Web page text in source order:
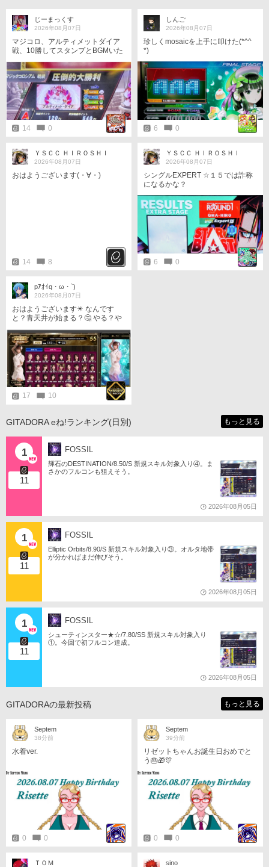
じーまっくす
2026年08月07日
マジコロ、アルティメットダイア
戦、10勝してスタンプとBGMいた
14 0
しんご
2026年08月07日
珍しくmosaicを上手に叩けた(*^^
*)
6 0
ＹＳＣＣ ＨＩＲＯＳＨＩ
2026年08月07日
おはようございます(・∀・)
14 8
ＹＳＣＣ ＨＩＲＯＳＨＩ
2026年08月07日
シングルEXPERT ☆１５では詐称
になるかな？
6 0
pｱｵｲq・ω・`)
2026年08月07日
おはようございます☀ なんです
と？青天井が始まる？🤔 やる？や
んやる😏 懐も青天井…スースーし
てますね🥰
17 10
GITADORA eね!ランキング(日別) もっと見る
1
11
FOSSIL
輝石のDESTINATION/8.50/S 新規スキル対象入り④。ま
さかのフルコンも狙えそう。
2026年08月05日
1
11
FOSSIL
Elliptic Orbits/8.90/S 新規スキル対象入り③。オルタ地帯
が分かればまだ伸びそう。
2026年08月05日
1
11
FOSSIL
シューティンスター★☆/7.80/SS 新規スキル対象入り
①。今回で初フルコン達成。
2026年08月05日
GITADORAの最新投稿 もっと見る
Septem
38分前
水着ver.
0 0
Septem
39分前
リゼットちゃんお誕生日おめでと
う🎂🎁🎊
0 0
ＴＯＭ sino